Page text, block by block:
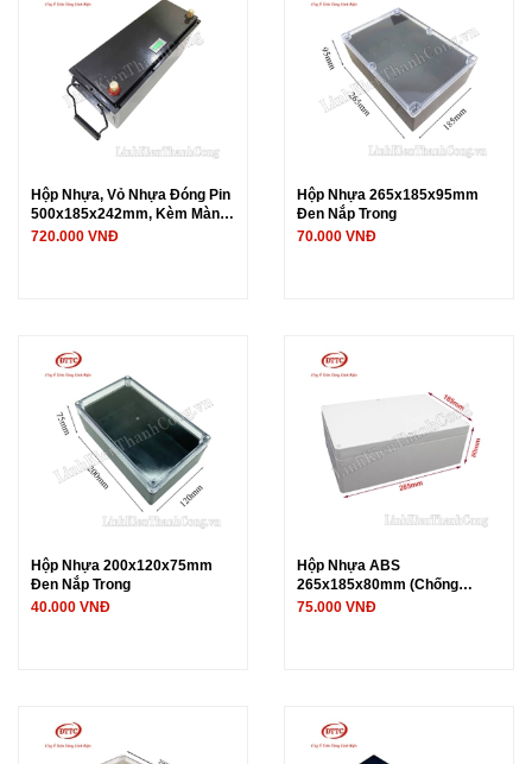
Hộp Nhựa, Vỏ Nhựa Đóng Pin
500x185x242mm, Kèm Màn
Hình Đo Điện Áp Dung Lượng,
720.000 VNĐ
Hộp Nhựa 265x185x95mm
Đen Nắp Trong
70.000 VNĐ
Hộp Nhựa 200x120x75mm
Đen Nắp Trong
40.000 VNĐ
Hộp Nhựa ABS
265x185x80mm (Chống
Nước IP65)
75.000 VNĐ